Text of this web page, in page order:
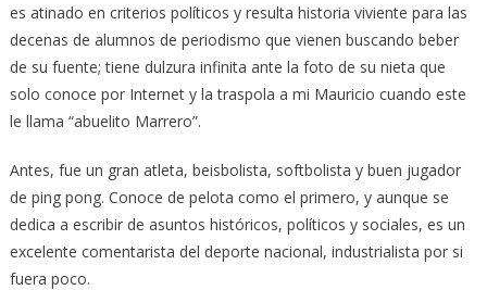
es atinado en criterios políticos y resulta historia viviente para las
decenas de alumnos de periodismo que vienen buscando beber
de su fuente; tiene dulzura infinita ante la foto de su nieta que
solo conoce por Internet y la traspola a mi Mauricio cuando este
le llama “abuelito Marrero”.
Antes, fue un gran atleta, beisbolista, softbolista y buen jugador
de ping pong. Conoce de pelota como el primero, y aunque se
dedica a escribir de asuntos históricos, políticos y sociales, es un
excelente comentarista del deporte nacional, industrialista por si
fuera poco.